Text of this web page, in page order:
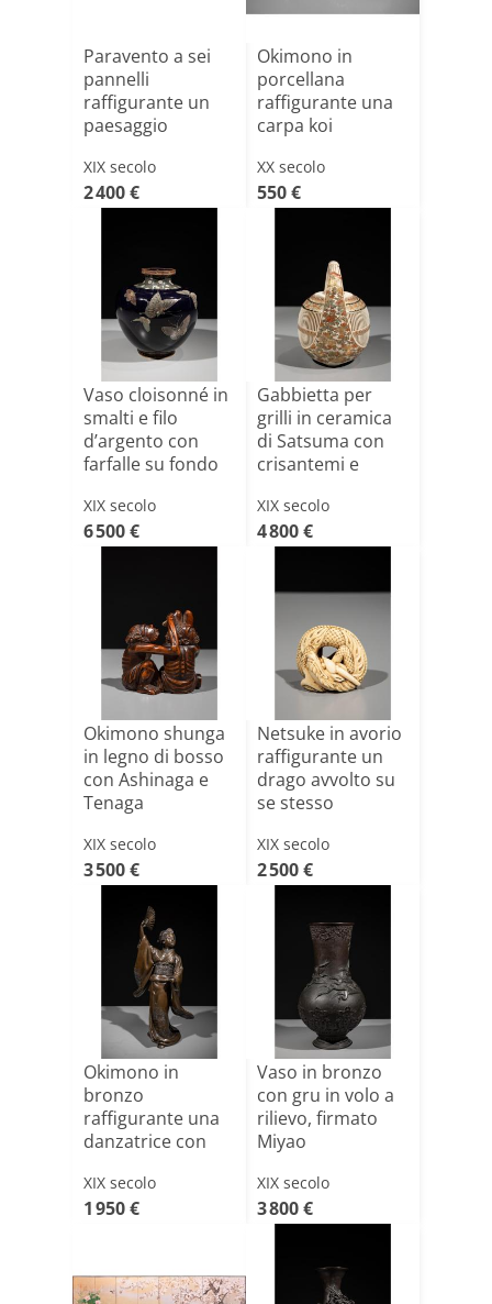
Paravento a sei
pannelli
raffigurante un
paesaggio
XIX secolo
2 400 €
Okimono in
porcellana
raffigurante una
carpa koi
li[...]
XX secolo
550 €
Vaso cloisonné in
smalti e filo
d’argento con
farfalle su fondo
XIX secolo
6 500 €
Gabbietta per
grilli in ceramica
di Satsuma con
crisantemi e
XIX secolo
4 800 €
Okimono shunga
in legno di bosso
con Ashinaga e
Tenaga
XIX secolo
3 500 €
Netsuke in avorio
raffigurante un
drago avvolto su
se stesso
XIX secolo
2 500 €
Okimono in
bronzo
raffigurante una
danzatrice con
XIX secolo
1 950 €
Vaso in bronzo
con gru in volo a
rilievo, firmato
Miyao
XIX secolo
3 800 €